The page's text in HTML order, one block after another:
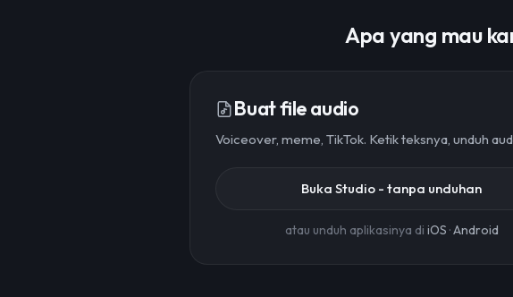
Apa yang mau
Buat file audio
Voiceover, meme, TikTok. Ketik teksnya, unduh
Buka Studio - tanpa unduhan
atau unduh aplikasinya di iOS ·Android